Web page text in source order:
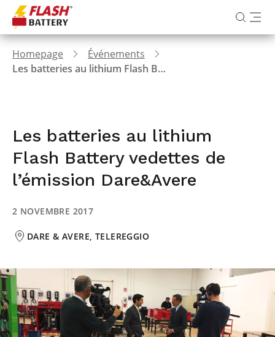
Homepage
Événements
Les batteries au lithium Flash Battery vedettes de l’émission Dare&Avere
Les batteries au lithium
Flash Battery vedettes de
l’émission Dare&Avere
2 NOVEMBRE 2017
DARE & AVERE, TELEREGGIO